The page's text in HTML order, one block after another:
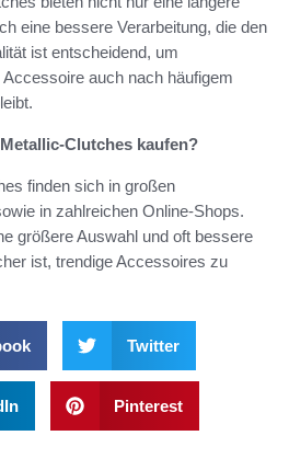
eine bessere Verarbeitung, die den
ist entscheidend, um
auch nach häufigem
Clutches kaufen?
finden sich in großen
in zahlreichen Online-Shops.
größere Auswahl und oft bessere
ist, trendige Accessoires zu
Twitter
Pinterest